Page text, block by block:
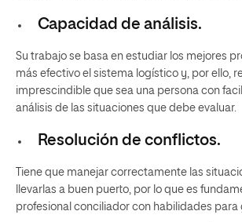
Capacidad de análisis.
Su trabajo se basa en estudiar los mejores
más efectivo el sistema logístico y, por ello,
imprescindible que sea una persona con
análisis de las situaciones que debe evaluar.
Resolución de conflictos.
Tiene que manejar correctamente las
llevarlas a buen puerto, por lo que es
profesional conciliador con habilidades para